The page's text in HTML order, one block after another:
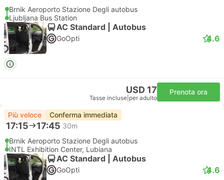
Brnik Aeroporto Stazione Degli autobus
Ljubljana Bus Station
AC Standard | Autobus
GoOpti 4.6
USD 17
Tasse incluse per adulto
Prenota ora
Più veloce Conferma immediata
17:15 17:45 30m
Brnik Aeroporto Stazione Degli autobus
INTL Exhibition Center, Lubiana
AC Standard | Autobus
GoOpti 4.6